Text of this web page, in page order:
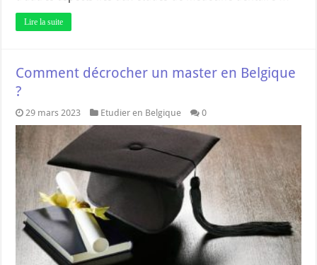
Lire la suite
Comment décrocher un master en Belgique
?
29 mars 2023 Etudier en Belgique 0